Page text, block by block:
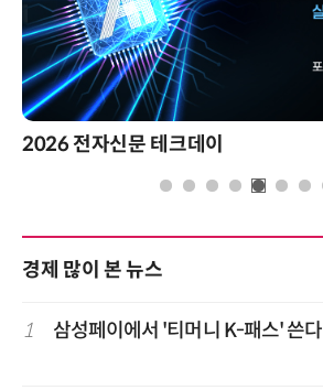
2026 전자신문 테크데이
경제 많이 본 뉴스
1 삼성페이에서 '티머니 K-패스' 쓴다